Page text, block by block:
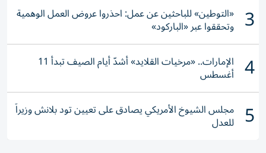
3 «التوطين» للباحثين عن عمل: احذروا عروض العمل الوهمية
وتحققوا عبر «الباركود»
4 الإمارات.. «مرخيات القلايد» أشدّ أيام الصيف تبدأ 11
أغسطس
5 مجلس الشيوخ الأمريكي يصادق على تعيين تود بلانش وزيراً
للعدل